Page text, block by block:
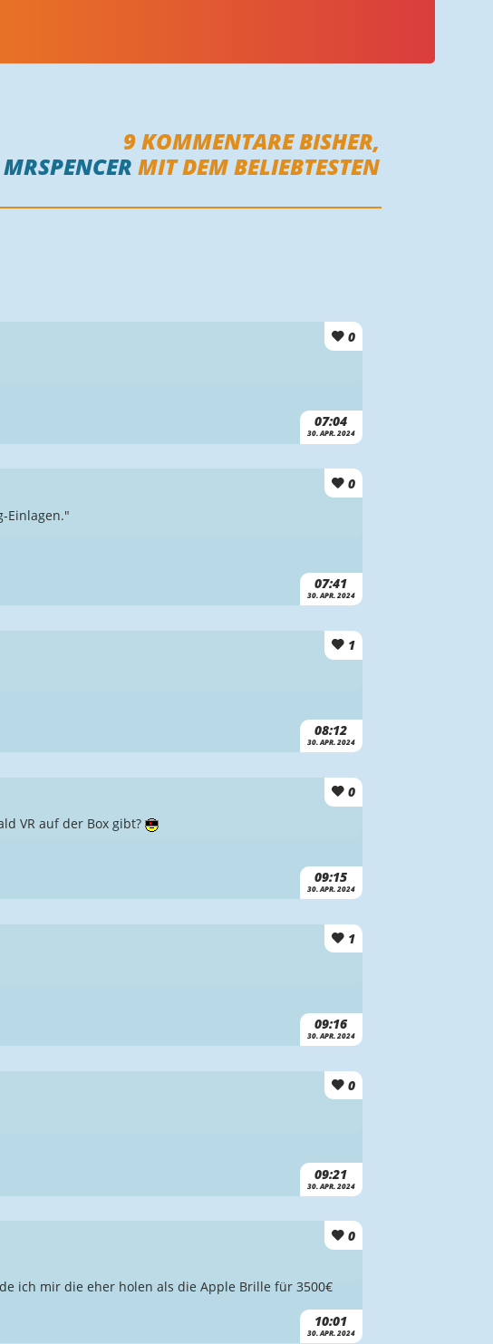
9KOMMENTARE BISHER,
MRSPENCER MIT DEM BELIEBTESTEN
0
07:04
30. APR. 2024
0
07:41
30. APR. 2024
Einlagen."
1
08:12
30. APR. 2024
0
09:15
30. APR. 2024
VR auf der Box gibt?
1
09:16
30. APR. 2024
0
09:21
30. APR. 2024
0
10:01
30. APR. 2024
ich mir die eher holen als die Apple Brille für 3500€